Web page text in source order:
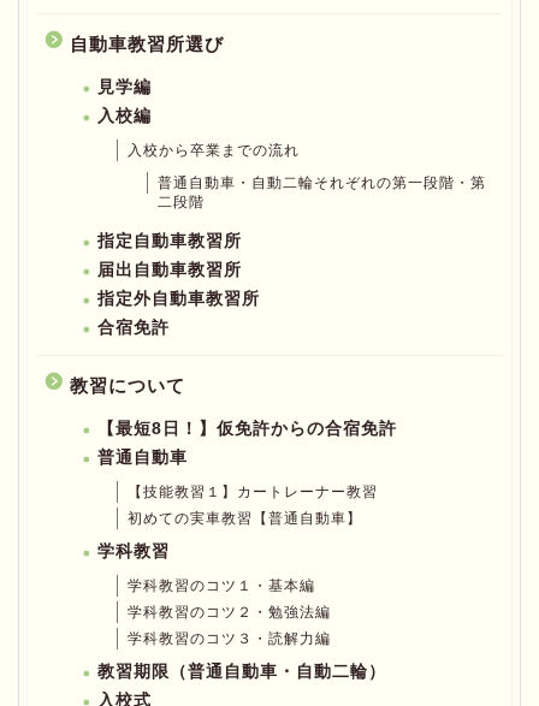
自動車教習所選び
見学編
入校編
入校から卒業までの流れ
普通自動車・自動二輪それぞれの第一段階・第
二段階
指定自動車教習所
届出自動車教習所
指定外自動車教習所
合宿免許
教習について
【最短8日！】仮免許からの合宿免許
普通自動車
【技能教習１】カートレーナー教習
初めての実車教習【普通自動車】
学科教習
学科教習のコツ１・基本編
学科教習のコツ２・勉強法編
学科教習のコツ３・読解力編
教習期限（普通自動車・自動二輪）
入校式